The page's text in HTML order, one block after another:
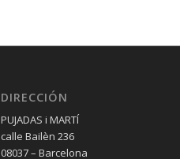
DIRECCIÓN
PUJADAS i MARTÍ
calle Bailèn 236
08037 – Barcelona